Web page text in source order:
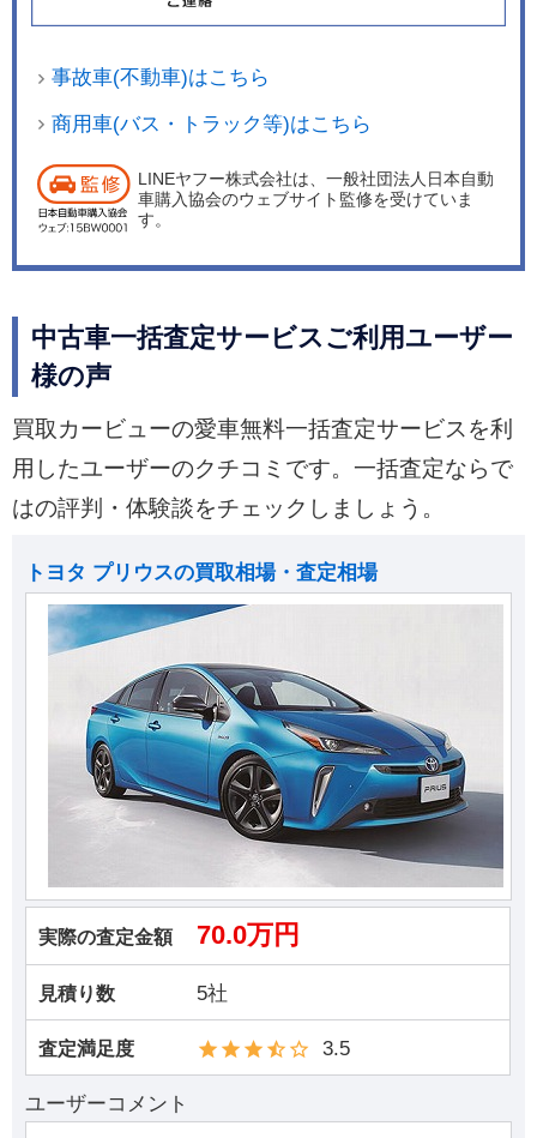
事故車(不動車)はこちら
商用車(バス・トラック等)はこちら
LINEヤフー株式会社は、一般社団法人日本自動
車購入協会のウェブサイト監修を受けていま
す。
中古車一括査定サービスご利用ユーザー
様の声
買取カービューの愛車無料一括査定サービスを利
用したユーザーのクチコミです。一括査定ならで
はの評判・体験談をチェックしましょう。
トヨタ プリウスの買取相場・査定相場
実際の査定金額 70.0万円
見積り数 5社
査定満足度 3.5
ユーザーコメント